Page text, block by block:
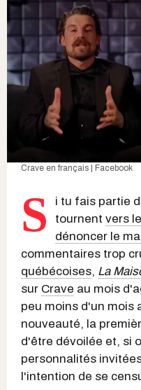
Crave en français | Facebook
S
i tu fais partie
tournent vers
dénoncer le
commentaires trop
québécoises, La
sur Crave au mois
peu moins d'un mois
nouveauté, la
d'être dévoilée et, si
personnalités
l'intention de se